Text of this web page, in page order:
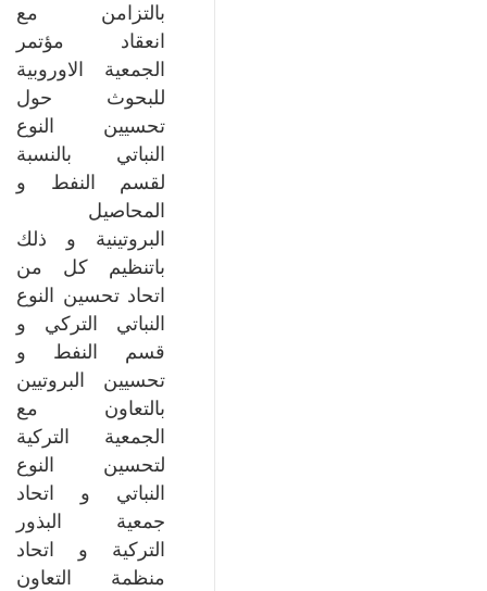
بالتزامن مع
انعقاد مؤتمر
الجمعية الاوروبية
للبحوث حول
تحسيين النوع
النباتي بالنسبة
لقسم النفط و
المحاصيل
البروتينية و ذلك
باتنظيم كل من
اتحاد تحسين النوع
النباتي التركي و
قسم النفط و
تحسيين البروتيين
بالتعاون مع
الجمعية التركية
لتحسين النوع
النباتي و اتحاد
جمعية البذور
التركية و اتحاد
منظمة التعاون